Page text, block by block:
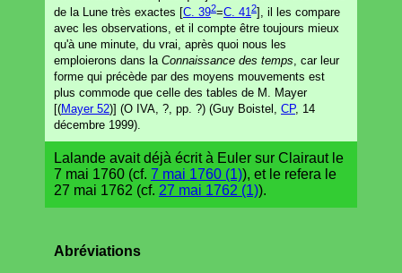
de la Lune très exactes [C. 392=C. 412], il les compare
avec les observations, et il compte être toujours mieux
qu'à une minute, du vrai, après quoi nous les
emploierons dans la Connaissance des temps, car leur
forme qui précède par des moyens mouvements est
plus commode que celle des tables de M. Mayer
[(Mayer 52)] (O IVA, ?, pp. ?) (Guy Boistel, CP, 14
décembre 1999).
Lalande avait déjà écrit à Euler sur Clairaut le
7 mai 1760 (cf. 7 mai 1760 (1)), et le refera le
27 mai 1762 (cf. 27 mai 1762 (1)).
Abréviations